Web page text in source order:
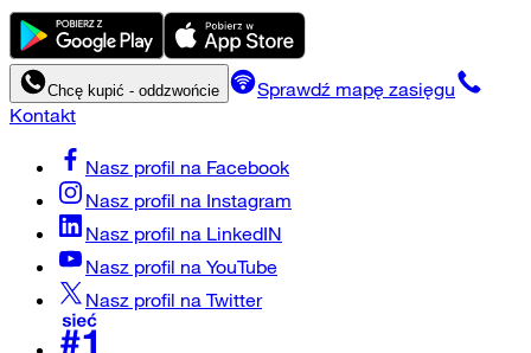
Chcę kupić - oddzwońcie
Sprawdź mapę zasięgu
Kontakt
Nasz profil na Facebook
Nasz profil na Instagram
Nasz profil na LinkedIN
Nasz profil na YouTube
Nasz profil na Twitter